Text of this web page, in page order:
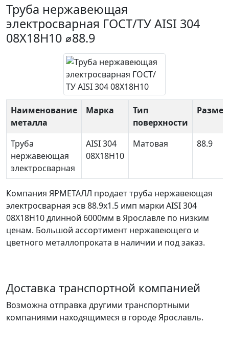
Труба нержавеющая
электросварная ГОСТ/ТУ AISI 304
08Х18Н10 ⌀88.9
Наименование
металла
Марка
Тип
поверхности
Размер
Труба
нержавеющая
электросварная
AISI 304
08Х18Н10
Матовая 88.9
Компания ЯРМЕТАЛЛ продаеттруба нержавеющая
электросварная эсв 88.9х1.5 имп марки AISI 304
08Х18Н10 длинной 6000мм в Ярославле по низким
ценам. Большой ассортимент нержавеющего и
цветного металлопроката в наличии и под заказ.
Доставка транспортной компанией
Возможна отправка другими транспортными
компаниями находящимеся в городе Ярославль.